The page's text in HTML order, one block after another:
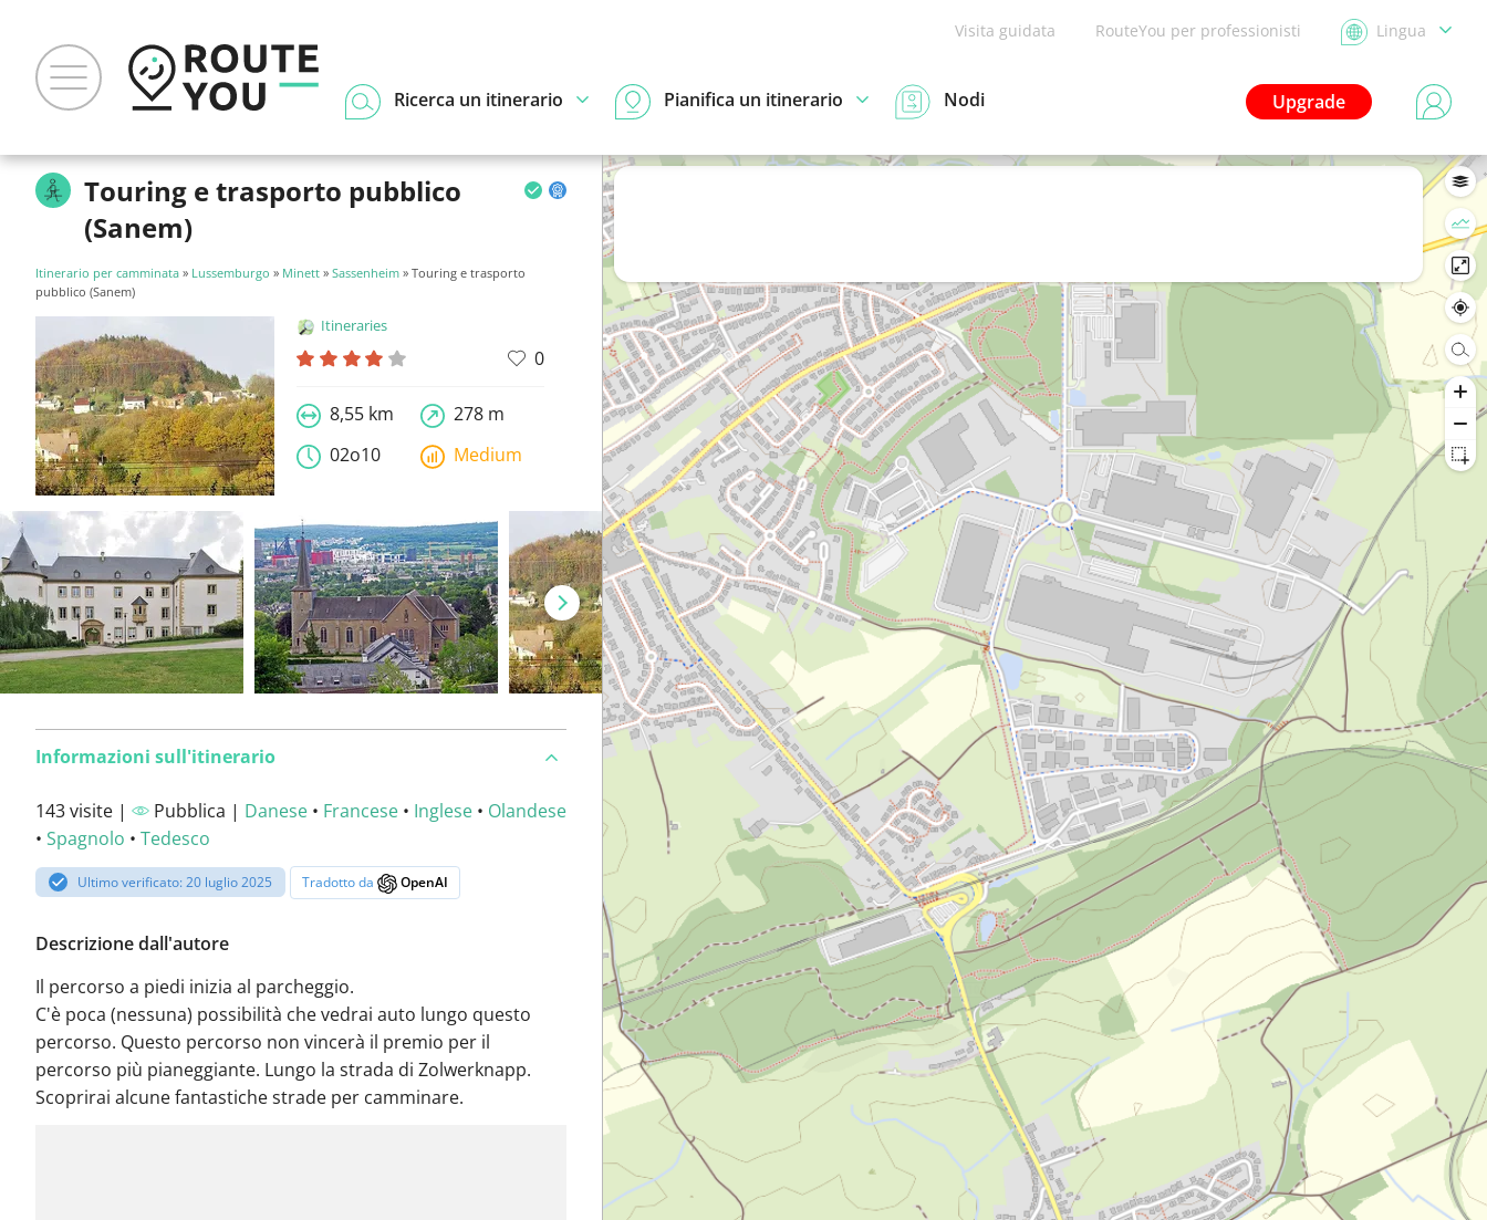
Visita guidata RouteYou per professionisti Lingua
Upgrade
Ricerca un itinerario Pianifica un itinerario Nodi
Touring e trasporto pubblico
(Sanem)
Itinerario per camminata » Lussemburgo » Minett » Sassenheim » Touring e trasporto
pubblico (Sanem)
Itineraries
0
8,55 km
278 m
02o10
Medium
Informazioni sull'itinerario
143 visite | Pubblica | Danese • Francese • Inglese • Olandese
• Spagnolo • Tedesco
Ultimo verificato: 20 luglio 2025 Tradotto da OpenAI
Descrizione dall'autore
Il percorso a piedi inizia al parcheggio.
C'è poca (nessuna) possibilità che vedrai auto lungo questo
percorso. Questo percorso non vincerà il premio per il
percorso più pianeggiante. Lungo la strada di Zolwerknapp.
Scoprirai alcune fantastiche strade per camminare.